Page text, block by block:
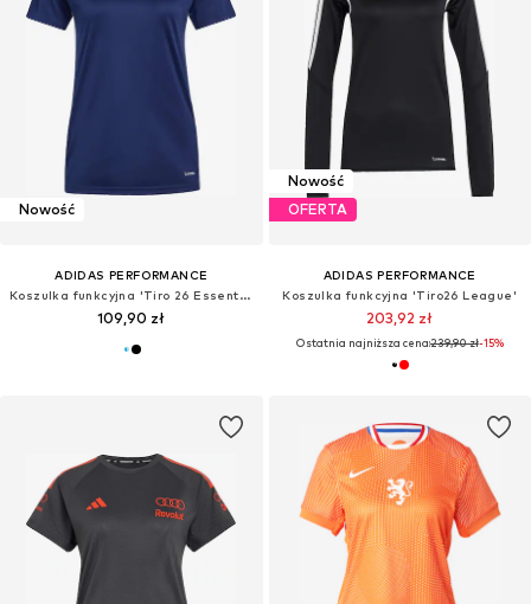
Nowość
ADIDAS PERFORMANCE
Koszulka funkcyjna 'Tiro 26 Essentials'
109,90 zł
Nowość
OFERTA
ADIDAS PERFORMANCE
Koszulka funkcyjna 'Tiro26 League'
203,92 zł
Ostatnia najniższa cena:239,90 zł-15%